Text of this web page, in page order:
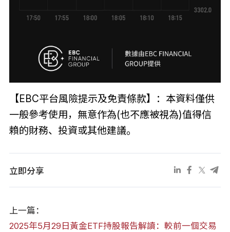
【EBC平台風險提示及免責條款】：本資料僅供
一般參考使用，無意作為(也不應被視為)值得信
賴的財務、投資或其他建議。
立即分享
上一篇：
2025年5月29日黃金ETF持股報告解讀：較前一個交易